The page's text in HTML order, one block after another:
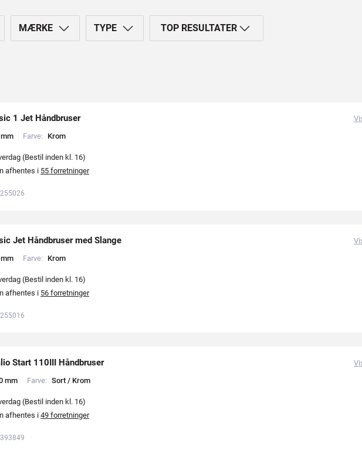
MÆRKE TYPE TOP RESULTATER
1 Jet Håndbruser
mm Farve: Krom
(Bestil inden kl. 16)
afhentes i 55 forretninger
Jet Håndbruser med Slange
mm Farve: Krom
(Bestil inden kl. 16)
afhentes i 56 forretninger
Start 110III Håndbruser
mm Farve: Sort / Krom
(Bestil inden kl. 16)
afhentes i 49 forretninger